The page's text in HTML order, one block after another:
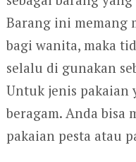
Barang ini memang
bagi wanita, maka
selalu di gunakan
Untuk jenis pakaian
beragam. Anda bisa
pakaian pesta atau